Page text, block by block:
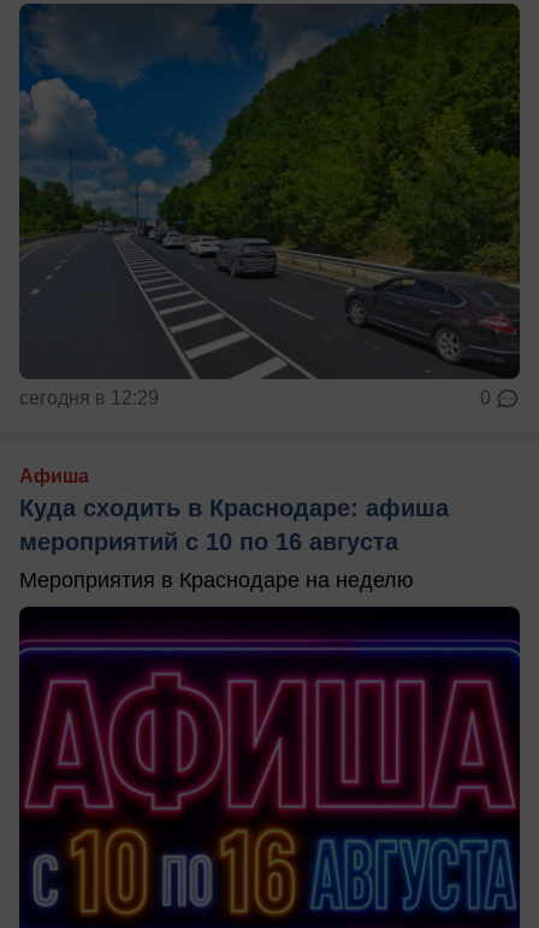
сегодня в 12:29 0
Афиша
Куда сходить в Краснодаре: афиша
мероприятий с 10 по 16 августа
Мероприятия в Краснодаре на неделю